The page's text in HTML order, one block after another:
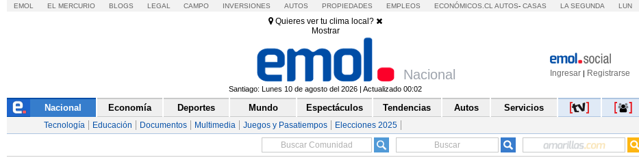
EMOL EL MERCURIO BLOGS LEGAL CAMPO INVERSIONES AUTOS PROPIEDADES EMPLEOS ECONÓMICOS.CL AUTOS- CASAS LA SEGUNDA LUN
Quieres ver tu clima local?
Mostrar
Ingresar | Registrarse
Nacional
Santiago: Lunes 10 de agosto del 2026 | Actualizado 00:02
Nacional Economía Deportes Mundo Espectáculos Tendencias Autos Servicios
Tecnología Educación Documentos Multimedia Juegos y Pasatiempos Elecciones 2025